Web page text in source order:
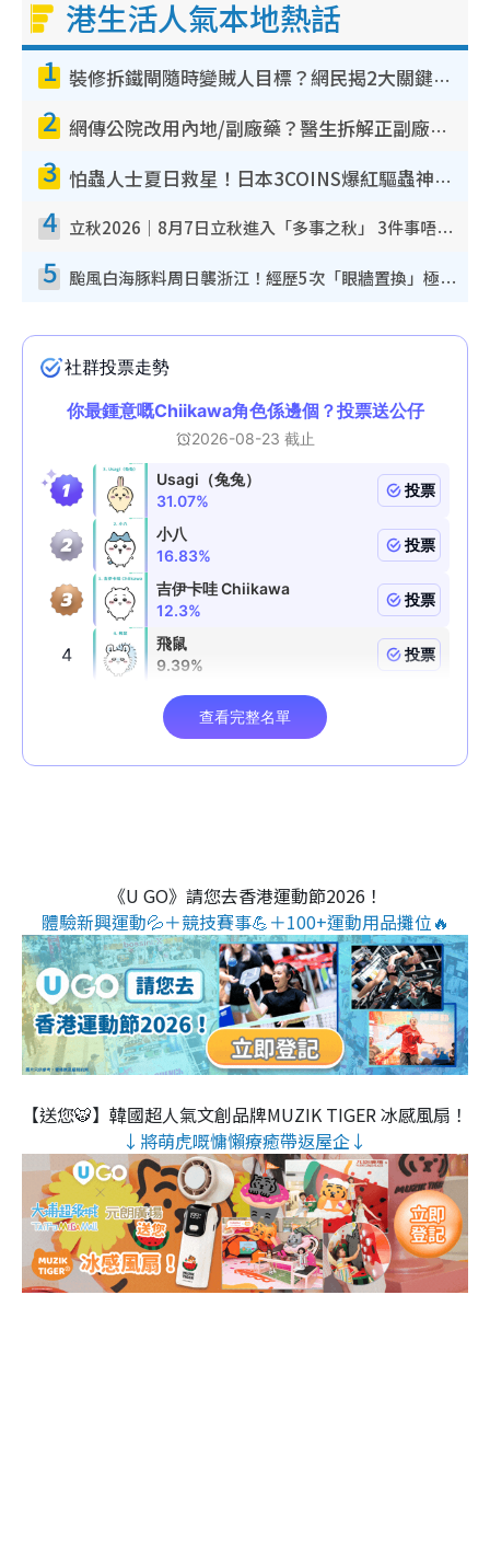
港生活人氣本地熱話
1 裝修拆鐵閘隨時變賊人目標？網民揭2大關鍵用途：裝新式等於白裝？附新舊鐵閘分別
2 網傳公院改用內地/副廠藥？醫生拆解正副廠分別 揭4類人換藥隨時出事
3 怕蟲人士夏日救星！日本3COINS爆紅驅蟲神器$45起 1招「全程免觸碰」輕鬆搞定小強
4 立秋2026｜8月7日立秋進入「多事之秋」 3件事唔做得！專家教6招開運 清枱頭／銀包納氣接好運
5 颱風白海豚料周日襲浙江！經歷5次「眼牆置換」極罕見 成登陸內地最長途颱風
《U GO》請您去香港運動節2026！
體驗新興運動💦＋競技賽事💪＋100+運動用品攤位🔥
【送您🐯】韓國超人氣文創品牌MUZIK TIGER 冰感風扇！
↓將萌虎嘅慵懶療癒帶返屋企↓